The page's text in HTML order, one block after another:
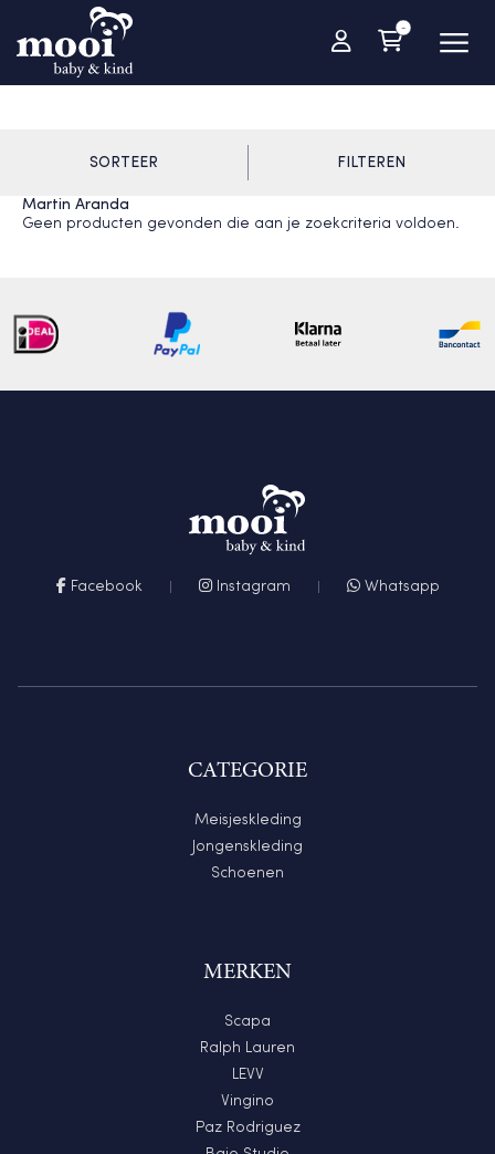
-
SORTEER FILTEREN
Martin Aranda
Geen producten gevonden die aan je zoekcriteria voldoen.
Facebook Instagram Whatsapp
CATEGORIE
Meisjeskleding
Jongenskleding
Schoenen
MERKEN
Scapa
Ralph Lauren
LEVV
Vingino
Paz Rodriguez